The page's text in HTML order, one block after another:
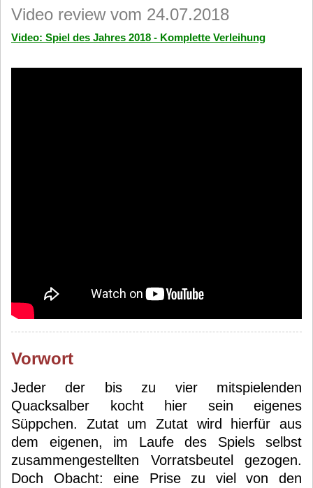
Video review vom 24.07.2018
Video: Spiel des Jahres 2018 - Komplette Verleihung
Vorwort
Jeder der bis zu vier mitspielenden
Quacksalber kocht hier sein eigenes
Süppchen. Zutat um Zutat wird hierfür aus
dem eigenen, im Laufe des Spiels selbst
zusammengestellten Vorratsbeutel gezogen.
Doch Obacht: eine Prise zu viel von den